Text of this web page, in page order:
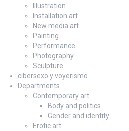
Illustration
Installation art
New media art
Painting
Performance
Photography
Sculpture
cibersexo y voyerismo
Departments
Contemporary art
Body and politics
Gender and identity
Erotic art